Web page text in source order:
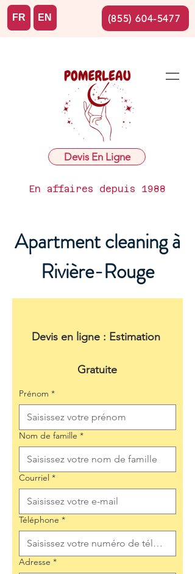
Devis En Ligne
En affaires depuis 1988
FR EN (855) 604-5477
Apartment cleaning à
Rivière-Rouge
Devis en ligne : Estimation
Gratuite
Prénom *
Nom de famille *
Courriel *
Téléphone *
Adresse *